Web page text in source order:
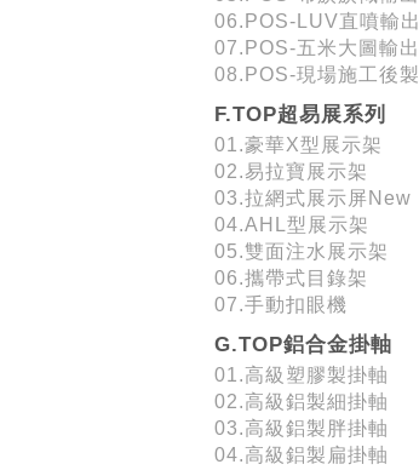
06.POS-LUV直噴輸出
07.POS-五米大圖輸出
08.POS-現場施工後製
F.TOP超易展系列
01.豪華X型展示架
02.易拉寶展示架
03.拉網式展示屏New
04.AHL型展示架
05.雙面注水展示架
06.攜帶式目錄架
07.手動扣眼機
G.TOP鋁合金掛軸
01.高級塑膠製掛軸
02.高級鋁製細掛軸
03.高級鋁製胖掛軸
04.高級鋁製扁掛軸